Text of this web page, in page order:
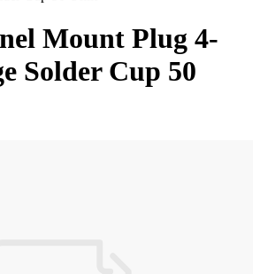
Mount Plug 4-
Solder Cup 50